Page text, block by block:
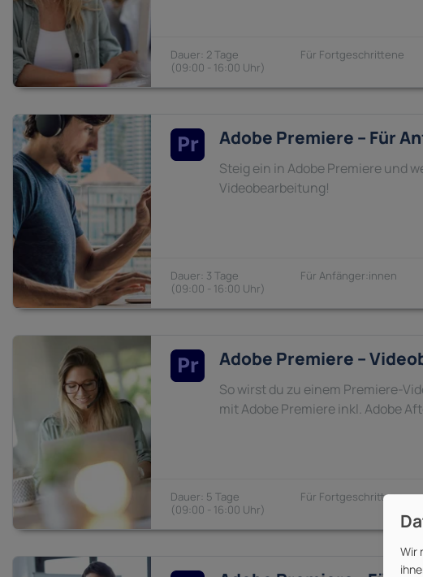
2 Tage
09:00 - 16:00
Fortgeschrittene
Adobe Premiere – Für
Steig ein in Adobe Premiere und
Videobearbeitung!
3 Tage
09:00 - 16:00
Anfänger:innen
Adobe Premiere –
So wirst du zu einem Premiere-
mit Adobe Premiere inkl. Adobe
5 Tage
09:00 - 16:00
Fortgeschrittene
Wir